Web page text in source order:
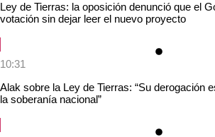
Ley de Tierras: la oposición denunció que el
votación sin dejar leer el nuevo proyecto
10:31
Alak sobre la Ley de Tierras: “Su derogación
la soberanía nacional”